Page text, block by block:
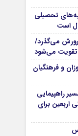
تحصیلی
است
می‌گذرد/
تقویت می‌شود
و فرهنگیان
راهپیمایی
اربعین برای